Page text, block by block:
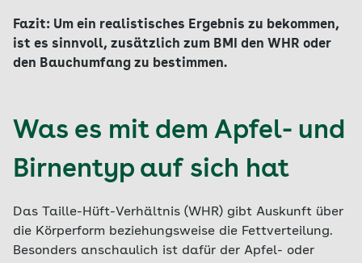
Fazit: Um ein realistisches Ergebnis zu bekommen,
ist es sinnvoll, zusätzlich zum BMI den WHR oder
den Bauchumfang zu bestimmen.
Was es mit dem Apfel- und
Birnentyp auf sich hat
Das Taille-Hüft-Verhältnis (WHR) gibt Auskunft über
die Körperform beziehungsweise die Fettverteilung.
Besonders anschaulich ist dafür der Apfel- oder